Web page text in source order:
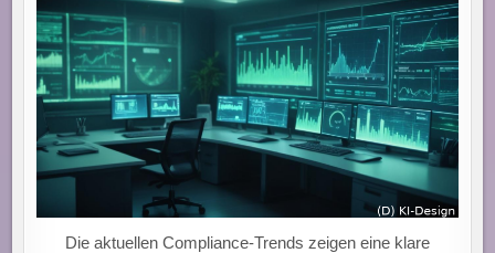
Die aktuellen Compliance-Trends zeigen eine klare